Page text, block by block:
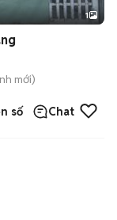
1
mới)
số Chat